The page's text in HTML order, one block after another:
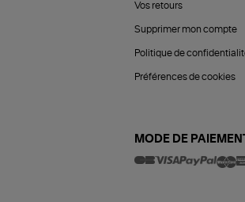
Vos retours
Supprimer mon compte
Politique de
Préférences de cookies
MODE DE PAIEMENT